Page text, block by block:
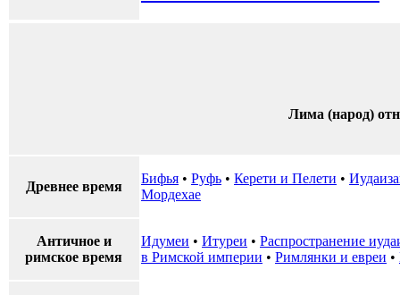
Лима (народ)
Древнее время
Бифья • Руфь • Керети и Пелети •
Мордехае
Античное и
римское время
Идумеи • Итуреи • Распространение
в Римской империи • Римлянки и евреи •